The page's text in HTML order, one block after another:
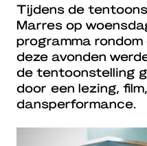
Tijdens de
Marres op
programma
deze avonden
de tentoonstelling
door een lezing,
dansperformance.